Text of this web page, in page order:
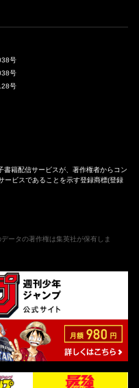
号
号
号
書籍配信サービスが、著作権者からコン
ービスであることを示す登録商標(登録
ータの著作権は集英社が保有しま